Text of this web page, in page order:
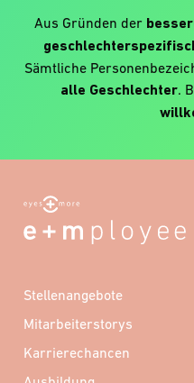
Aus Gründen der
Sämtliche
alle Geschlechter.
Stellenangebote
Mitarbeiterstorys
Karrierechancen